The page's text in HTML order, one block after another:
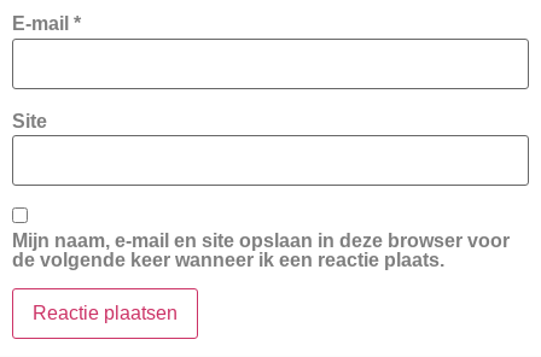
E-mail *
Site
Mijn naam, e-mail en site opslaan in deze browser voor
de volgende keer wanneer ik een reactie plaats.